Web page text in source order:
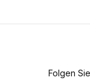
Folgen